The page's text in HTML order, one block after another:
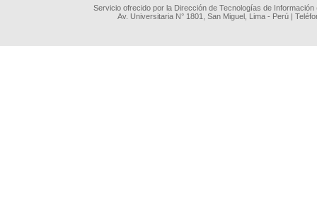
Servicio ofrecido por la Dirección de Tecnologías de
Av. Universitaria N° 1801, San Miguel, Lima - Perú |